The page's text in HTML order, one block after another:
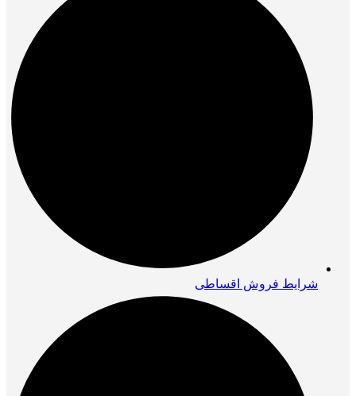
شرایط فروش اقساطی